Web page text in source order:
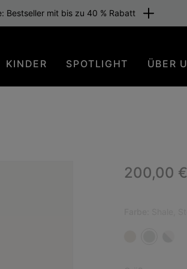
Bestseller mit bis zu 40 % Rabatt
KINDER SPOTLIGHT ÜBER
Regular
200,00 €